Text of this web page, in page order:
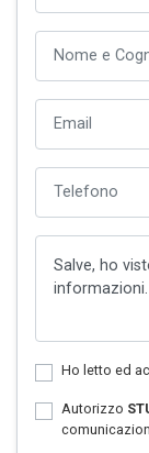
Ho letto ed
Autorizzo